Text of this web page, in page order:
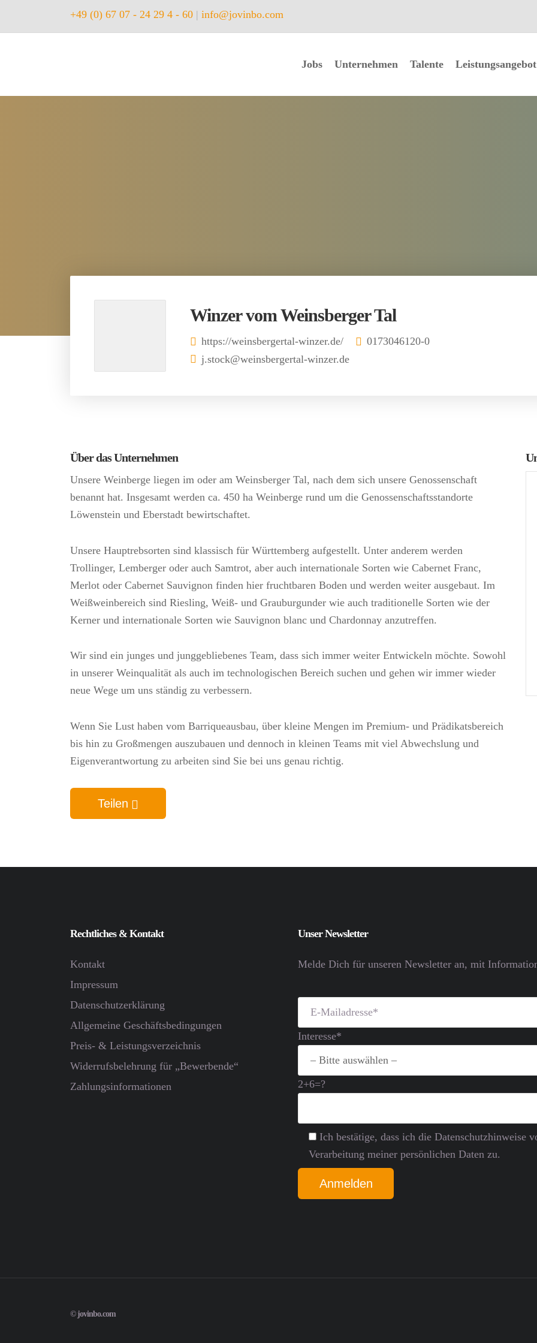
+49 (0) 67 07 - 24 29 4 - 60 | info@jovinbo.com
Jobs Unternehmen Talente Leistungsangebot
Winzer vom Weinsberger Tal
https://weinsbergertal-winzer.de/
0173046120-0
j.stock@weinsbergertal-winzer.de
Über das Unternehmen
Unsere Weinberge liegen im oder am Weinsberger Tal, nach dem sich unsere Genossenschaft
benannt hat. Insgesamt werden ca. 450 ha Weinberge rund um die Genossenschaftsstandorte
Löwenstein und Eberstadt bewirtschaftet.
Unsere Hauptrebsorten sind klassisch für Württemberg aufgestellt. Unter anderem werden
Trollinger, Lemberger oder auch Samtrot, aber auch internationale Sorten wie Cabernet Franc,
Merlot oder Cabernet Sauvignon finden hier fruchtbaren Boden und werden weiter ausgebaut. Im
Weißweinbereich sind Riesling, Weiß- und Grauburgunder wie auch traditionelle Sorten wie der
Kerner und internationale Sorten wie Sauvignon blanc und Chardonnay anzutreffen.
Wir sind ein junges und junggebliebenes Team, dass sich immer weiter Entwickeln möchte. Sowohl
in unserer Weinqualität als auch im technologischen Bereich suchen und gehen wir immer wieder
neue Wege um uns ständig zu verbessern.
Wenn Sie Lust haben vom Barriqueausbau, über kleine Mengen im Premium- und Prädikatsbereich
bis hin zu Großmengen auszubauen und dennoch in kleinen Teams mit viel Abwechslung und
Eigenverantwortung zu arbeiten sind Sie bei uns genau richtig.
Teilen
Rechtliches & Kontakt
Kontakt
Impressum
Datenschutz­erklärung
Allgemeine Geschäftsbedingungen
Preis- & Leistungsverzeichnis
Widerrufsbelehrung für „Bewerbende“
Zahlungsinformationen
Unser Newsletter
Melde Dich für unseren Newsletter an, mit
Interesse*
2+6=?
Ich bestätige, dass ich die Datenschutz­hinweise
Verarbeitung meiner persönlichen Daten zu.
© jovinbo.com